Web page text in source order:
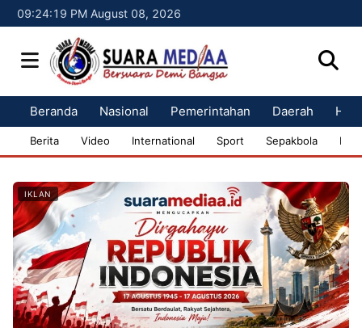
09:24:20 PM August 08, 2026
Beranda Nasional Pemerintahan Daerah
Berita Video International Sport Sepakbola
IKLAN